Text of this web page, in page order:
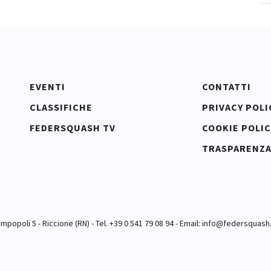
EVENTI
CLASSIFICHE
FEDERSQUASH TV
CONTATTI
PRIVACY
COOKIE
TRASPARENZA
5 - Riccione (RN) - Tel. +39 0 541 79 08 94 - Email: